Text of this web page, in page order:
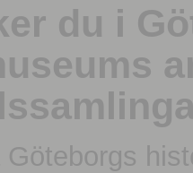
du i
Göteborgs